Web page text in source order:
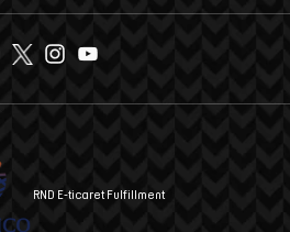
RND E-ticaret Fulfillment